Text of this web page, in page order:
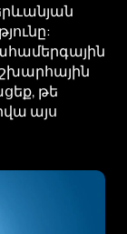
թե
այս